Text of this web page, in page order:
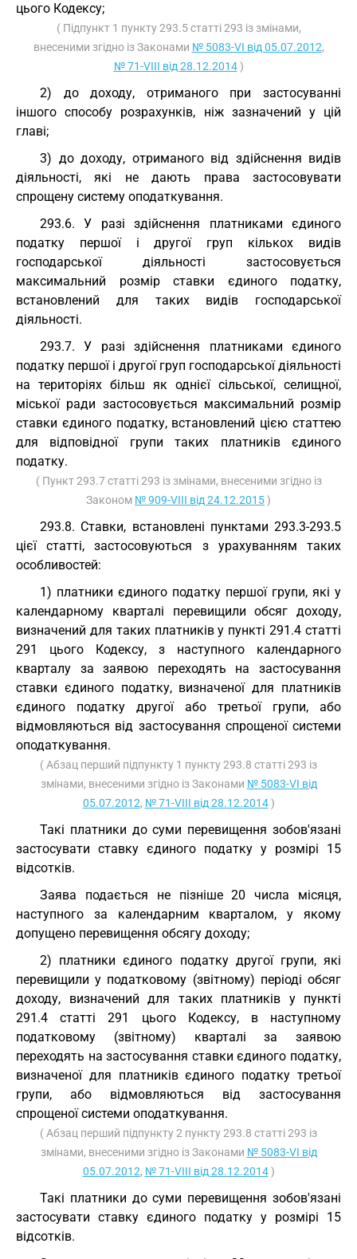
цього Кодексу;
( Підпункт 1 пункту 293.5 статті 293 із змінами,
внесеними згідно із Законами № 5083-VI від 05.07.2012,
№ 71-VIII від 28.12.2014)
2) до доходу, отриманого при застосуванні
іншого способу розрахунків, ніж зазначений у цій
главі;
3) до доходу, отриманого від здійснення видів
діяльності, які не дають права застосовувати
спрощену систему оподаткування.
293.6. У разі здійснення платниками єдиного
податку першої і другої груп кількох видів
господарської діяльності застосовується
максимальний розмір ставки єдиного податку,
встановлений для таких видів господарської
діяльності.
293.7. У разі здійснення платниками єдиного
податку першої і другої груп господарської діяльності
на територіях більш як однієї сільської, селищної,
міської ради застосовується максимальний розмір
ставки єдиного податку, встановлений цією статтею
для відповідної групи таких платників єдиного
податку.
( Пункт 293.7 статті 293 із змінами, внесеними згідно із
Законом № 909-VIII від 24.12.2015)
293.8. Ставки, встановлені пунктами 293.3-293.5
цієї статті, застосовуються з урахуванням таких
особливостей:
1) платники єдиного податку першої групи, які у
календарному кварталі перевищили обсяг доходу,
визначений для таких платників у пункті 291.4 статті
291 цього Кодексу, з наступного календарного
кварталу за заявою переходять на застосування
ставки єдиного податку, визначеної для платників
єдиного податку другої або третьої групи, або
відмовляються від застосування спрощеної системи
оподаткування.
( Абзац перший підпункту 1 пункту 293.8 статті 293 із
змінами, внесеними згідно із Законами № 5083-VI від
05.07.2012, № 71-VIII від 28.12.2014)
Такі платники до суми перевищення зобов'язані
застосувати ставку єдиного податку у розмірі 15
відсотків.
Заява подається не пізніше 20 числа місяця,
наступного за календарним кварталом, у якому
допущено перевищення обсягу доходу;
2) платники єдиного податку другої групи, які
перевищили у податковому (звітному) періоді обсяг
доходу, визначений для таких платників у пункті
291.4 статті 291 цього Кодексу, в наступному
податковому (звітному) кварталі за заявою
переходять на застосування ставки єдиного податку,
визначеної для платників єдиного податку третьої
групи, або відмовляються від застосування
спрощеної системи оподаткування.
( Абзац перший підпункту 2 пункту 293.8 статті 293 із
змінами, внесеними згідно із Законами № 5083-VI від
05.07.2012, № 71-VIII від 28.12.2014)
Такі платники до суми перевищення зобов'язані
застосувати ставку єдиного податку у розмірі 15
відсотків.